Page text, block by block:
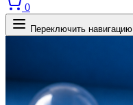
0
Переключить навигацию